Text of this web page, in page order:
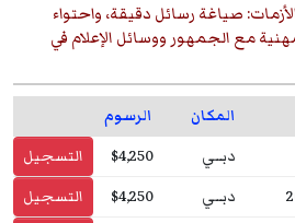
صياغة رسائل دقيقة، واحتواء
مع الجمهور ووسائل الإعلام في
المكان
الرسوم
دبــي $4,250
التسجيل
دبــي $4,250
التسجيل